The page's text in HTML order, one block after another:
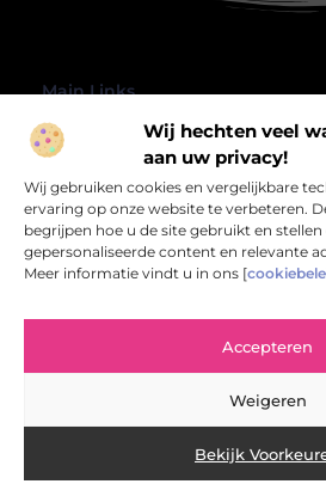
Wij hechten veel
aan uw privacy!
Wij gebruiken cookies en vergelijkbare
ervaring op onze website te verbeteren.
begrijpen hoe u de site gebruikt en
gepersonaliseerde content en relevante
Meer informatie vindt u in ons [
Accepteren
Weigeren
Bekijk
Main Links
@2025 All Right Reserved.
Design bywww.rbwebart.nl.
Rbwebart.nl – Jouw bron
verrijken en